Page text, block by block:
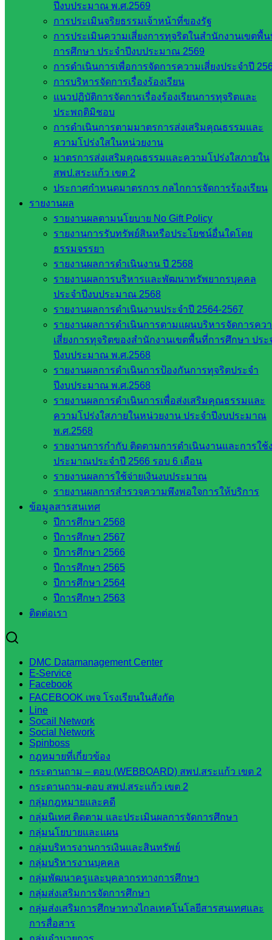
ปีงบประมาณ พ.ศ.2569
การประเมินจริยธรรมเจ้าหน้าที่ของรัฐ
การประเมินความเสี่ยงการทุจริตในสำนักงานเขตพื้
การศึกษา ประจำปีงบประมาณ 2569
การดำเนินการเพื่อการจัดการความเสี่ยงประจำปี
การบริหารจัดการเรื่องร้องเรียน
แนวปฏิบัติการจัดการเรื่องร้องเรียนการทุจริตและ
ประพฤติมิชอบ
การดำเนินการตามมาตรการส่งเสริมคุณธรรมและ
ความโปร่งใสในหน่วยงาน
มาตรการส่งเสริมคุณธรรมและความโปร่งใสภายใน
สพป.สระแก้ว เขต 2
ประกาศกำหนดมาตรการ กลไกการจัดการร้องเรียน
รายงานผล
รายงานผลตามนโยบาย No Gift Policy
รายงานการรับทรัพย์สินหรือประโยชน์อื่นใดโดย
ธรรมจรรยา
รายงานผลการดำเนินงาน ปี 2568
รายงานผลการบริหารและพัฒนาทรัพยากรบุคคล
ประจำปีงบประมาณ 2568
รายงานผลการดำเนินงานประจำปี 2564-2567
รายงานผลการดำเนินการตามแผนบริหารจัดการคว
เสี่ยงการทุจริตของสำนักงานเขตพื้นที่การศึกษา ประ
ปีงบประมาณ พ.ศ.2568
รายงานผลการดำเนินการป้องกันการทุจริตประจำ
ปีงบประมาณ พ.ศ.2568
รายงานผลการดำเนินการเพื่อส่งเสริมคุณธรรมและ
ความโปร่งใสภายในหน่วยงาน ประจำปีงบประมาณ
พ.ศ.2568
รายงานการกำกับ ติดตามการดำเนินงานและการใช้
ประมาณประจำปี 2566 รอบ 6 เดือน
รายงานผลการใช้จ่ายเงินงบประมาณ
รายงานผลการสำรวจความพึงพอใจการให้บริการ
ข้อมูลสารสนเทศ
ปีการศึกษา 2568
ปีการศึกษา 2567
ปีการศึกษา 2566
ปีการศึกษา 2565
ปีการศึกษา 2564
ปีการศึกษา 2563
ติดต่อเรา
DMC Datamanagement Center
E-Service
Facebook
FACEBOOK เพจ โรงเรียนในสังกัด
Line
Socail Network
Social Network
Spinboss
กฎหมายที่เกี่ยวข้อง
กระดานถาม – ตอบ (WEBBOARD) สพป.สระแก้ว เขต 2
กระดานถาม-ตอบ สพป.สระแก้ว เขต 2
กลุ่มกฎหมายและคดี
กลุ่มนิเทศ ติดตาม และประเมินผลการจัดการศึกษา
กลุ่มนโยบายและแผน
กลุ่มบริหารงานการเงินและสินทรัพย์
กลุ่มบริหารงานบุคคล
กลุ่มพัฒนาครูและบุคลากรทางการศึกษา
กลุ่มส่งเสริมการจัดการศึกษา
กลุ่มส่งเสริมการศึกษาทางไกลเทคโนโลยีสารสนเทศและ
การสื่อสาร
กรรมการ
การ
อาชีวศึกษา
สำนักงาน
คณะ
กรรมการ
การศึกษา
ขั้นพื้น
ฐาน
รายชื่อ
มหาวิทยาลัย
ประเทศไทย
เว็บไซต์
สำนักต่าง
ๆ ใน
เว็บไซต์
สพม. ใน
สพฐ.
เว็บไซต์
สพป. ใน
สพฐ.
กรมบัญชี
กลาง
สำนักงาน
ส.ก.ส.ค
หน่วยงาน
ในจังหวัด
สระแก้ว
จังหวัด
สระแก้ว
องค์การ
บริหาร
ส่วน
จังหวัด
จังหวัด
สระแก้ว
สำนักงาน
ส.ก.ส.ค.
จังหวัด
สระแก้ว
สพป.
สระแก้ว
เขต 1
สพป.สระแก้ว
เขต 2
โรงเรียน
ในสังกัด
สพป.สระแก้ว
เขต 1
โรงเรียน
ในสังกัด
สพป.สระแก้ว
เขต 2